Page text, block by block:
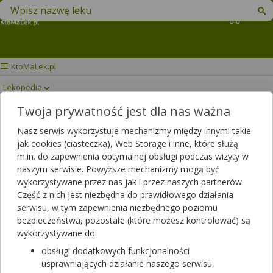
Koszyk
Znajdź lek w swojej okolicy
KtoMaLek.pl
Lekopedia
VERPIN Drukuj/Zapisz
Verpin
Twoja prywatność jest dla nas ważna
Nasz serwis wykorzystuje mechanizmy między innymi takie
jak cookies (ciasteczka), Web Storage i inne, które służą
m.in. do zapewnienia optymalnej obsługi podczas wizyty w
naszym serwisie. Powyższe mechanizmy mogą być
wykorzystywane przez nas jak i przez naszych partnerów.
Część z nich jest niezbędna do prawidłowego działania
serwisu, w tym zapewnienia niezbędnego poziomu
bezpieczeństwa, pozostałe (które możesz kontrolować) są
wykorzystywane do:
obsługi dodatkowych funkcjonalności
usprawniających działanie naszego serwisu,